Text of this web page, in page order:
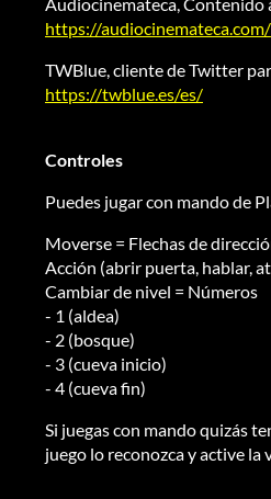
https://audiocinemateca.com/
TWBlue, cliente de Twitter
https://twblue.es/es/
Controles
Puedes jugar con mando de
Moverse = Flechas de
Acción (abrir puerta, hablar,
Cambiar de nivel = Números
- 1 (aldea)
- 2 (bosque)
- 3 (cueva inicio)
- 4 (cueva fin)
Si juegas con mando quizás
juego lo reconozca y active la